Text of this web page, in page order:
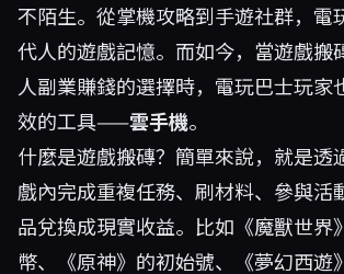
不陌生。從掌機攻略到手遊社群，電
代人的遊戲記憶。而如今，當遊戲搬
人副業賺錢的選擇時，電玩巴士玩家
效的工具——雲手機。
什麼是遊戲搬磚？簡單來說，就是透
戲內完成重複任務、刷材料、參與活
品兌換成現實收益。比如《魔獸世界
幣、《原神》的初始號、《夢幻西遊